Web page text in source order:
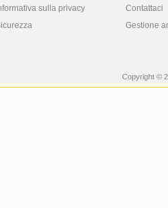
sulla privacy
Contattaci
Gestione
Copyright ©